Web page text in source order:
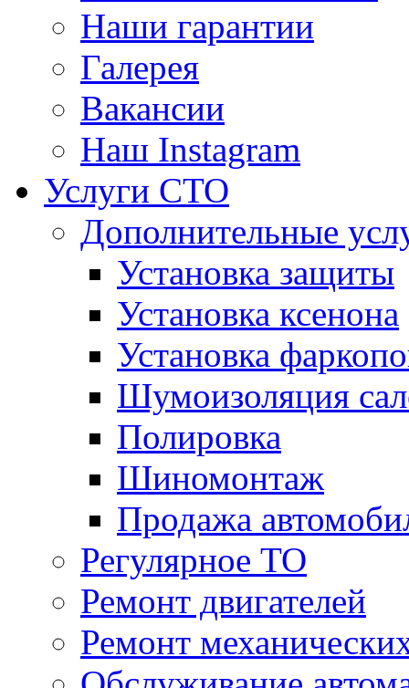
Наши гарантии
Галерея
Вакансии
Наш Instagram
Услуги СТО
Дополнительные
Установка защиты
Установка ксенона
Установка
Шумоизоляция
Полировка
Шиномонтаж
Продажа
Регулярное ТО
Ремонт двигателей
Ремонт